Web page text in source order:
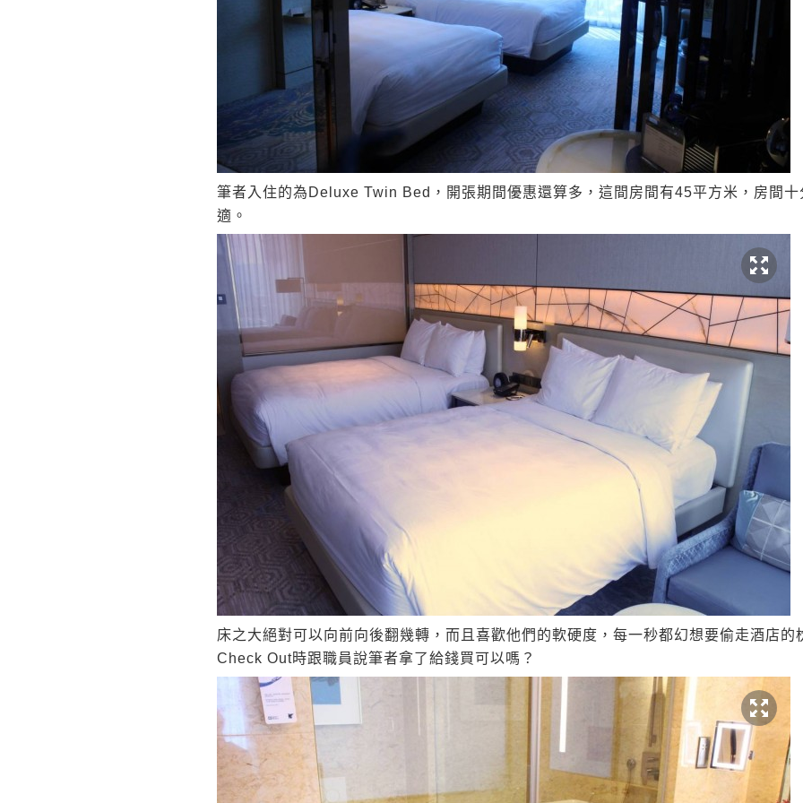
筆者入住的為Deluxe Twin Bed，開張期間優惠還算多，這間房間有45平方米，房間
適。
床之大絕對可以向前向後翻幾轉，而且喜歡他們的軟硬度，每一秒都幻想要偷走酒店的
Check Out時跟職員說筆者拿了給錢買可以嗎？